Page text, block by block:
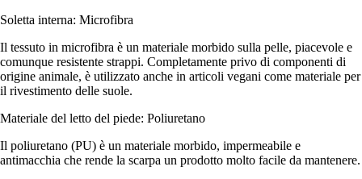
Soletta interna: Microfibra
Il tessuto in microfibra è un materiale morbido sulla pelle, piacevole e
comunque resistente strappi. Completamente privo di componenti di
origine animale, è utilizzato anche in articoli vegani come materiale per
il rivestimento delle suole.
Materiale del letto del piede: Poliuretano
Il poliuretano (PU) è un materiale morbido, impermeabile e
antimacchia che rende la scarpa un prodotto molto facile da mantenere.